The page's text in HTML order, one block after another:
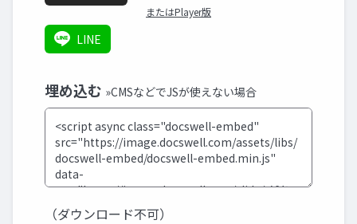
またはPlayer版
LINE
埋め込む »CMSなどでJSが使えない場合
（ダウンロード不可）